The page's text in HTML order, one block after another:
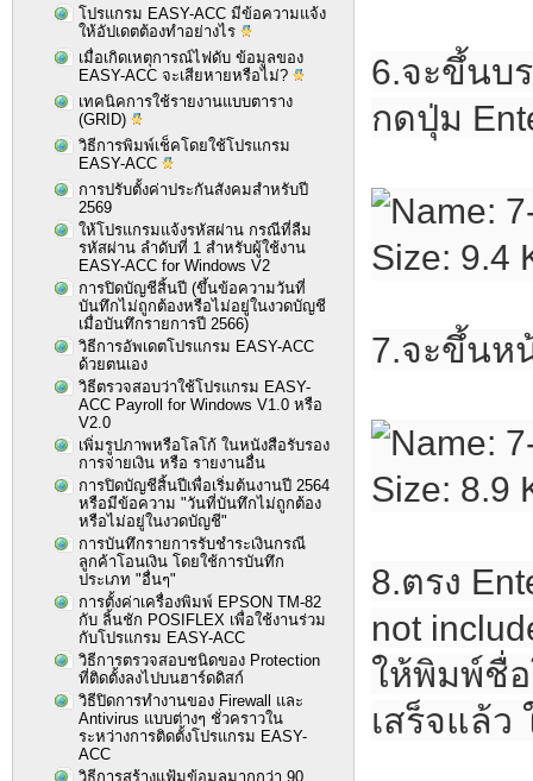
โปรแกรม EASY-ACC มีข้อความแจ้ง
ให้อัปเดตต้องทำอย่างไร
เมื่อเกิดเหตุการณ์ไฟดับ ข้อมูลของ
EASY-ACC จะเสียหายหรือไม่?
เทคนิคการใช้รายงานแบบตาราง
(GRID)
วิธีการพิมพ์เช็คโดยใช้โปรแกรม
EASY-ACC
การปรับตั้งค่าประกันสังคมสำหรับปี
2569
ให้โปรแกรมแจ้งรหัสผ่าน กรณีที่ลืม
รหัสผ่าน ลำดับที่ 1 สำหรับผู้ใช้งาน
EASY-ACC for Windows V2
การปิดบัญชีสิ้นปี (ขึ้นข้อความวันที่
บันทึกไม่ถูกต้องหรือไม่อยู่ในงวดบัญชี
เมื่อบันทึกรายการปี 2566)
วิธีการอัพเดตโปรแกรม EASY-ACC
ด้วยตนเอง
วิธีตรวจสอบว่าใช้โปรแกรม EASY-
ACC Payroll for Windows V1.0 หรือ
V2.0
เพิ่มรูปภาพหรือโลโก้ ในหนังสือรับรอง
การจ่ายเงิน หรือ รายงานอื่น
การปิดบัญชีสิ้นปีเพื่อเริ่มต้นงานปี 2564
หรือมีข้อความ "วันที่บันทึกไม่ถูกต้อง
หรือไม่อยู่ในงวดบัญชี"
การบันทึกรายการรับชำระเงินกรณี
ลูกค้าโอนเงิน โดยใช้การบันทึก
ประเภท "อื่นๆ"
การตั้งค่าเครื่องพิมพ์ EPSON TM-82
กับ ลิ้นชัก POSIFLEX เพื่อใช้งานร่วม
กับโปรแกรม EASY-ACC
วิธีการตรวจสอบชนิดของ Protection
ที่ติดตั้งลงไปบนฮาร์ดดิสก์
วิธีปิดการทำงานของ Firewall และ
Antivirus แบบต่างๆ ชั่วคราวใน
ระหว่างการติดตั้งโปรแกรม EASY-
ACC
วิธีการสร้างแฟ้มข้อมูลมากกว่า 90
6.จะขึ้นบ
กดปุ่ม
7.จะขึ้นห
8.ตรง
not
ให้พิมพ์ชื่
เสร็จแล้ว